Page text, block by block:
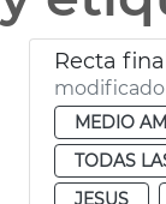
modificado
MEDIO
TODAS
JESUS